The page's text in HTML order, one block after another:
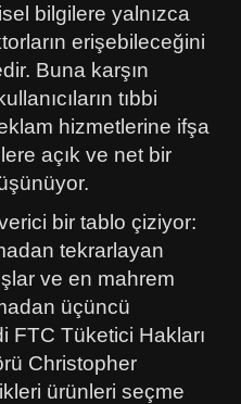
bilgilere yalnızca
erişebileceğini
Buna karşın
tıbbi
hizmetlerine ifşa
açık ve net bir
bir tablo çiziyor:
tekrarlayan
ve en mahrem
üçüncü
FTC Tüketici Hakları
Christopher
ürünleri seçme